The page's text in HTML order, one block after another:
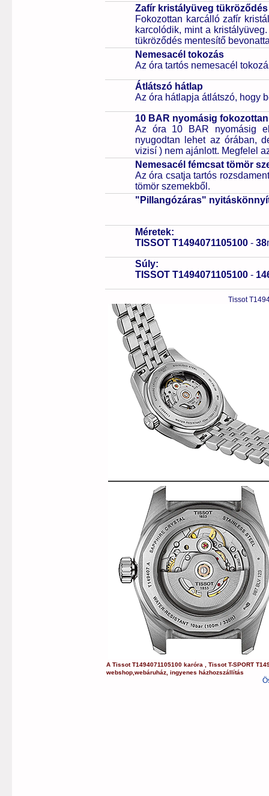
Zafír kristályüveg
Fokozottan karcálló zafír
karcolódik, mint a
tükröződés mentesítő
Nemesacél tokozás
Az óra tartós nemesacél
Átlátszó hátlap
Az óra hátlapja átlátszó, hogy
10 BAR nyomásig
Az óra 10 BAR nyomásig
nyugodtan lehet az órában,
vizisí ) nem ajánlott. Megfelel
Nemesacél fémcsat tömör
Az óra csatja tartós
tömör szemekből.
"Pillangózáras"
Méretek:
TISSOT T1494071105100 - 38
Súly:
TISSOT T1494071105100 -
Tissot
ATissot T1494071105100 karóra ,Tissot T-SPORT
webshop ,webáruház ,ingyenes házhozszállítás